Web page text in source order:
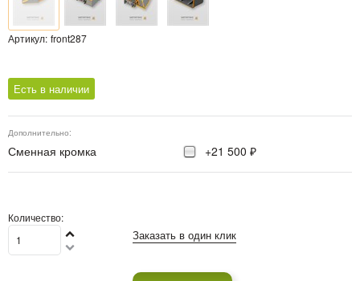
Артикул: front287
Есть в наличии
Дополнительно:
Сменная кромка +21 500 ₽
Количество:
Заказать в один клик